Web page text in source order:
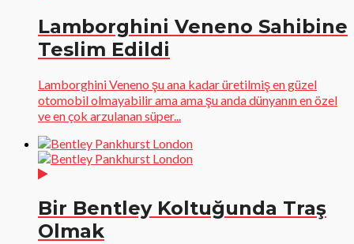
Lamborghini Veneno Sahibine
Teslim Edildi
Lamborghini Veneno şu ana kadar üretilmiş en güzel
otomobil olmayabilir ama ama şu anda dünyanın en özel
ve en çok arzulanan süper...
Bir Bentley Koltuğunda Traş
Olmak